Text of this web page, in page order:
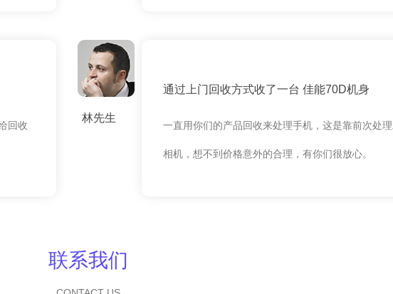
回收
林先生
通过上门回收方式收了一台 佳能70D机身
一直用你们的产品回收来处理手机，这是靠前次处
相机，想不到价格意外的合理，有你们很放心。
联系我们